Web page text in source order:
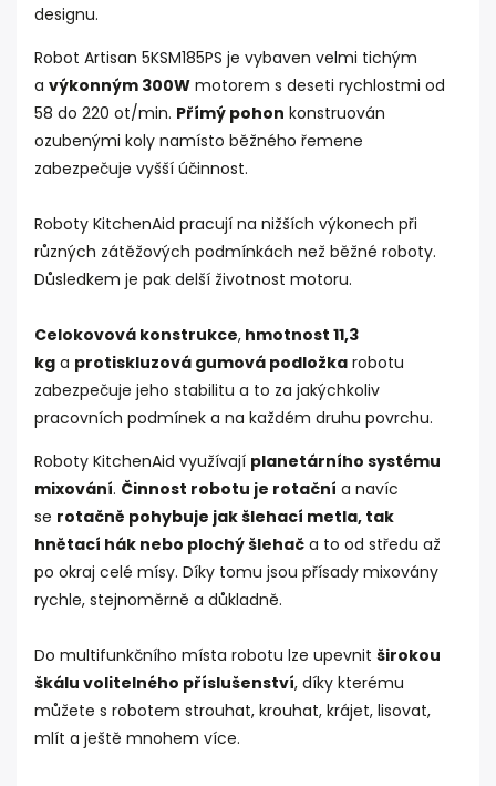
designu.
Robot Artisan 5KSM185PS je vybaven velmi tichým
a výkonným 300W motorem s deseti rychlostmi od
58 do 220 ot/min. Přímý pohon konstruován
ozubenými koly namísto běžného řemene
zabezpečuje vyšší účinnost.
Roboty KitchenAid pracují na nižších výkonech při
různých zátěžových podmínkách než běžné roboty.
Důsledkem je pak delší životnost motoru.
Celokovová konstrukce, hmotnost 11,3
kg a protiskluzová gumová podložka robotu
zabezpečuje jeho stabilitu a to za jakýchkoliv
pracovních podmínek a na každém druhu povrchu.
Roboty KitchenAid využívají planetárního systému
mixování. Činnost robotu je rotační a navíc
se rotačně pohybuje jak šlehací metla, tak
hnětací hák nebo plochý šlehač a to od středu až
po okraj celé mísy. Díky tomu jsou přísady mixovány
rychle, stejnoměrně a důkladně.
Do multifunkčního místa robotu lze upevnit širokou
škálu volitelného příslušenství, díky kterému
můžete s robotem strouhat, krouhat, krájet, lisovat,
mlít a ještě mnohem více.